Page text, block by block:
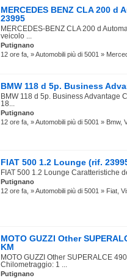
MERCEDES BENZ CLA 200 d
23995
MERCEDES-BENZ CLA 200 d
veicolo ...
Putignano
12 ore fa, » Automobili più di 5001 »
BMW 118 d 5p. Business
BMW 118 d 5p. Business Advantage
18...
Putignano
12 ore fa, » Automobili più di 5001 » Bmw,
FIAT 500 1.2 Lounge (rif.
FIAT 500 1.2 Lounge Caratteristiche
Putignano
12 ore fa, » Automobili più di 5001 » Fiat,
MOTO GUZZI Other
KM
MOTO GUZZI Other SUPERALCE
Chilometraggio: 1 ...
Putignano